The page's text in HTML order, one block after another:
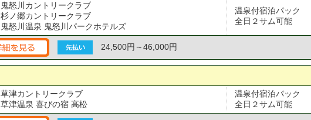
鬼怒川カントリークラブ
杉ノ郷カントリークラブ
鬼怒川温泉 鬼怒川パークホテルズ
温泉付宿泊パック
全日２サム可能
24,500円～46,000円
草津カントリークラブ
草津温泉 喜びの宿 高松
温泉付宿泊パック
全日２サム可能